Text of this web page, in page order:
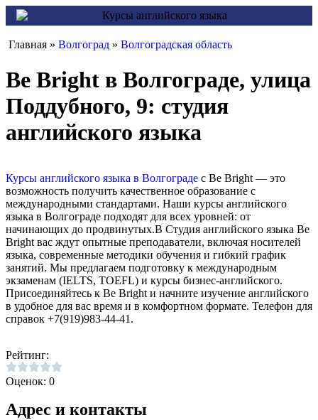
Главная » Волгоград » Волгоградская область
Be Bright в Волгограде, улица
Поддубного, 9: студия
английского языка
Курсы английского языка в Волгограде с Be Bright — это
возможность получить качественное образование с
международными стандартами. Наши курсы английского
языка в Волгограде подходят для всех уровней: от
начинающих до продвинутых.В Студия английского языка Be
Bright вас ждут опытные преподаватели, включая носителей
языка, современные методики обучения и гибкий график
занятий. Мы предлагаем подготовку к международным
экзаменам (IELTS, TOEFL) и курсы бизнес-английского.
Присоединяйтесь к Be Bright и начните изучение английского
в удобное для вас время и в комфортном формате. Телефон для
справок +7(919)983-44-41.
Рейтинг:
Оценок: 0
Адрес и контакты